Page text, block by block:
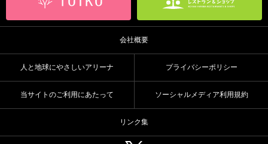
会社概要
人と地球にやさしいアリーナ プライバシーポリシー
当サイトのご利用にあたって ソーシャルメディア利用規約
リンク集